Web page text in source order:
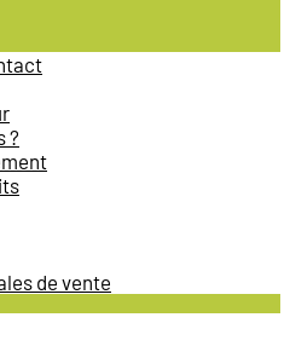
?
de vente